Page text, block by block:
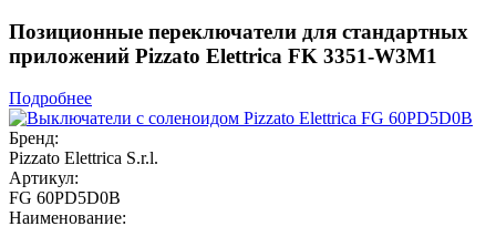
Позиционные переключатели для стандартных
приложений Pizzato Elettrica FK 3351-W3M1
Подробнее
Бренд:
Pizzato Elettrica S.r.l.
Артикул:
FG 60PD5D0B
Наименование: